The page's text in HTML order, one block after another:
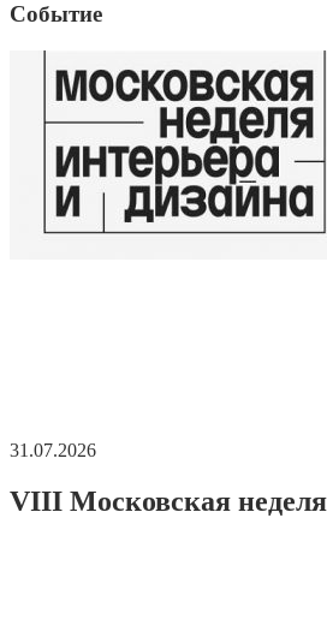
Событие
31.07.2026
VIII Московская